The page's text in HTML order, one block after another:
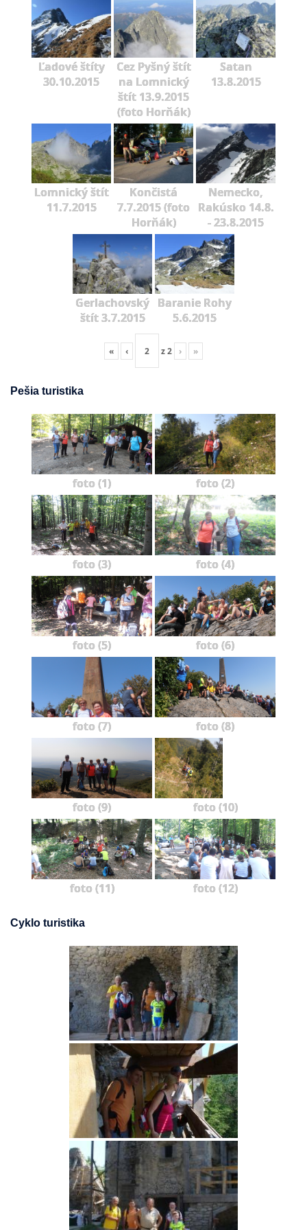
Ľadové štíty
30.10.2015
Cez Pyšný štít
na Lomnický
štít 13.9.2015
(foto Horňák)
Satan
13.8.2015
Lomnický štít
11.7.2015
Končistá
7.7.2015 (foto
Horňák)
Nemecko,
Rakúsko 14.8.
- 23.8.2015
Gerlachovský
štít 3.7.2015
Baranie Rohy
5.6.2015
« ‹ z2 › »
Pešia turistika
foto (1) foto (2)
foto (3) foto (4)
foto (5) foto (6)
foto (7) foto (8)
foto (9) foto (10)
foto (11) foto (12)
Cyklo turistika